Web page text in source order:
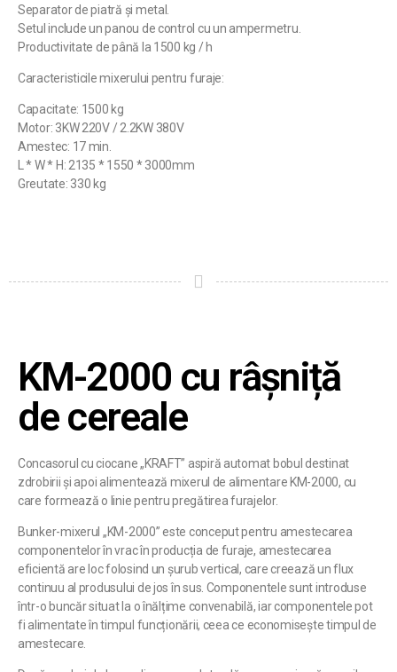
Separator de piatră și metal.
Setul include un panou de control cu ​​un ampermetru.
Productivitate de până la 1500 kg / h
Caracteristicile mixerului pentru furaje:
Capacitate: 1500 kg
Motor: 3KW 220V / 2.2KW 380V
Amestec: 17 min.
L * W * H: 2135 * 1550 * 3000mm
Greutate: 330 kg
KM-2000 cu râșniță
de cereale
Concasorul cu ciocane „KRAFT” aspiră automat bobul destinat
zdrobirii și apoi alimentează mixerul de alimentare KM-2000, cu
care formează o linie pentru pregătirea furajelor.
Bunker-mixerul „KM-2000” este conceput pentru amestecarea
componentelor în vrac în producția de furaje, amestecarea
eficientă are loc folosind un șurub vertical, care creează un flux
continuu al produsului de jos în sus. Componentele sunt introduse
într-o buncăr situat la o înălțime convenabilă, iar componentele pot
fi alimentate în timpul funcționării, ceea ce economisește timpul de
amestecare.